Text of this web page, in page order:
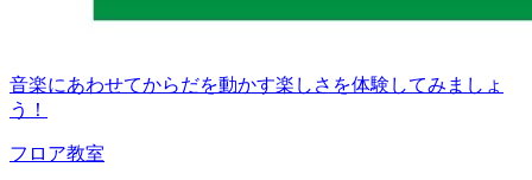
音楽にあわせてからだを動かす楽しさを体験してみましょ
う！
フロア教室